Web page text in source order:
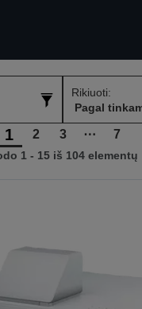
Rikiuoti:
1 2 3 ⋯ 7
1 - 15 iš 104 elementų